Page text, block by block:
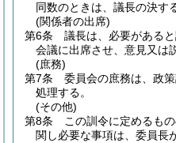
同数のときは、議長の決す
(関係者の出席)
第6条
議長は、必要がある
会議に出席させ、意見又は
(庶務)
第7条
委員会の庶務は、政
処理する。
(その他)
第8条
この訓令に定めるも
関し必要な事項は、委員長